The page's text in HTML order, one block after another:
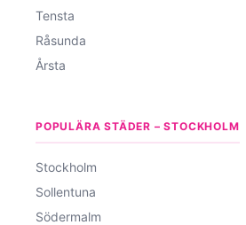
Tensta
Råsunda
Årsta
POPULÄRA STÄDER – STOCKHOLM
Stockholm
Sollentuna
Södermalm